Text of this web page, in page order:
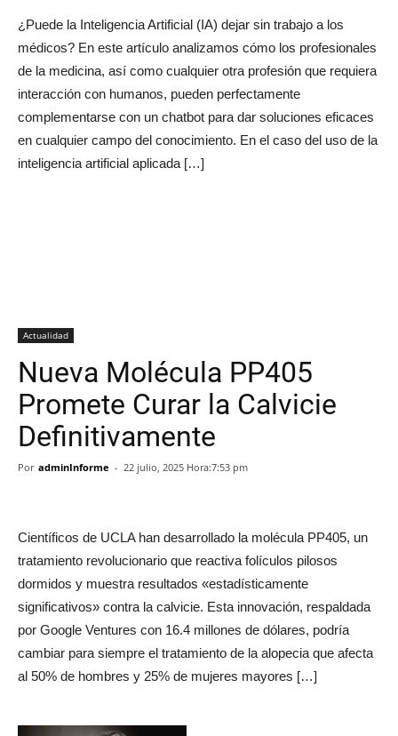
¿Puede la Inteligencia Artificial (IA) dejar sin trabajo a los
médicos? En este artículo analizamos cómo los profesionales
de la medicina, así como cualquier otra profesión que requiera
interacción con humanos, pueden perfectamente
complementarse con un chatbot para dar soluciones eficaces
en cualquier campo del conocimiento. En el caso del uso de la
inteligencia artificial aplicada […]
Actualidad
Nueva Molécula PP405
Promete Curar la Calvicie
Definitivamente
Por adminInforme - 22 julio, 2025 Hora:7:53 pm
Científicos de UCLA han desarrollado la molécula PP405, un
tratamiento revolucionario que reactiva folículos pilosos
dormidos y muestra resultados «estadísticamente
significativos» contra la calvicie. Esta innovación, respaldada
por Google Ventures con 16.4 millones de dólares, podría
cambiar para siempre el tratamiento de la alopecia que afecta
al 50% de hombres y 25% de mujeres mayores […]